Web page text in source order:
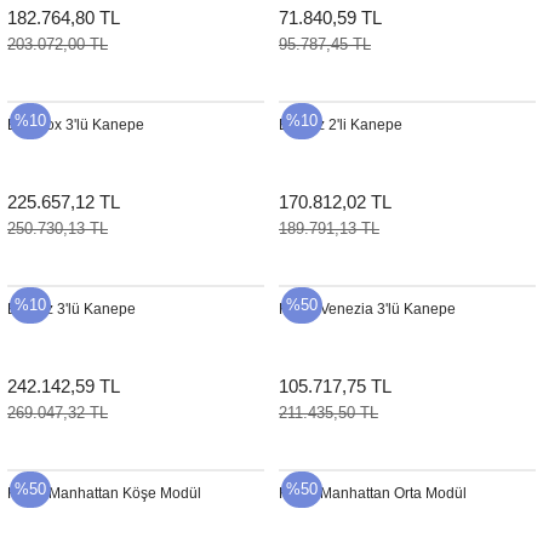
182.764,80 TL
203.072,00 TL
71.840,59 TL
95.787,45 TL
%10
Equinox 3'lü Kanepe
225.657,12 TL
250.730,13 TL
%10
Biarritz 2'li Kanepe
170.812,02 TL
189.791,13 TL
%10
Biarritz 3'lü Kanepe
242.142,59 TL
269.047,32 TL
%50
Kettal Venezia 3'lü Kanepe
105.717,75 TL
211.435,50 TL
%50
Kettal Manhattan Köşe Modül %50
Kettal Manhattan Orta Modül